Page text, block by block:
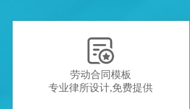

劳动合同模板
专业律所设计,免费提供